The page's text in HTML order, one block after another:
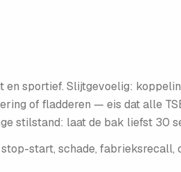
sportief. Slijtgevoelig:
of fladderen — eis dat alle
stilstand: laat de bak liefst 30
start, schade, fabrieksrecall,